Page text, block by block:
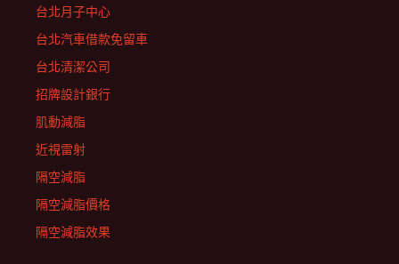
台北月子中心
台北汽車借款免留車
台北清潔公司
招牌設計銀行
肌動減脂
近視雷射
隔空減脂
隔空減脂價格
隔空減脂效果